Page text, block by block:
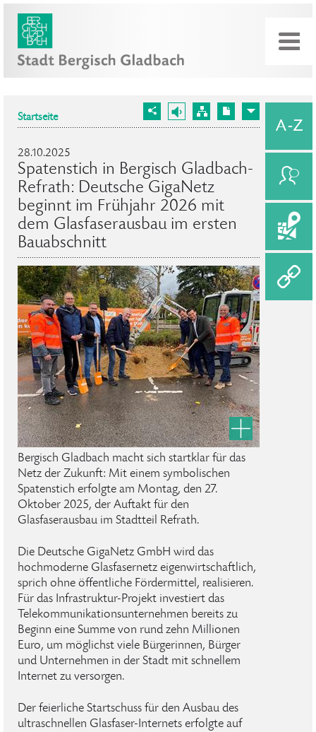
Startseite
28.10.2025
Spatenstich in Bergisch Gladbach-
Refrath: Deutsche GigaNetz
beginnt im Frühjahr 2026 mit
dem Glasfaserausbau im ersten
Bauabschnitt
Bergisch Gladbach macht sich startklar für das
Netz der Zukunft: Mit einem symbolischen
Spatenstich erfolgte am Montag, den 27.
Oktober 2025, der Auftakt für den
Glasfaserausbau im Stadtteil Refrath.
Die Deutsche GigaNetz GmbH wird das
hochmoderne Glasfasernetz eigenwirtschaftlich,
sprich ohne öffentliche Fördermittel, realisieren.
Für das Infrastruktur-Projekt investiert das
Telekommunikationsunternehmen bereits zu
Beginn eine Summe von rund zehn Millionen
Euro, um möglichst viele Bürgerinnen, Bürger
und Unternehmen in der Stadt mit schnellem
Internet zu versorgen.
Der feierliche Startschuss für den Ausbau des
ultraschnellen Glasfaser-Internets erfolgte auf